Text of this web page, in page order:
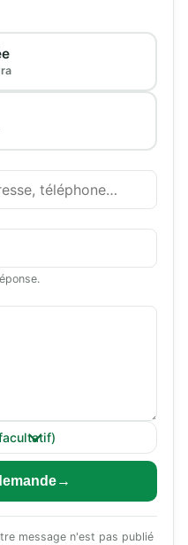
message n'est pas publié